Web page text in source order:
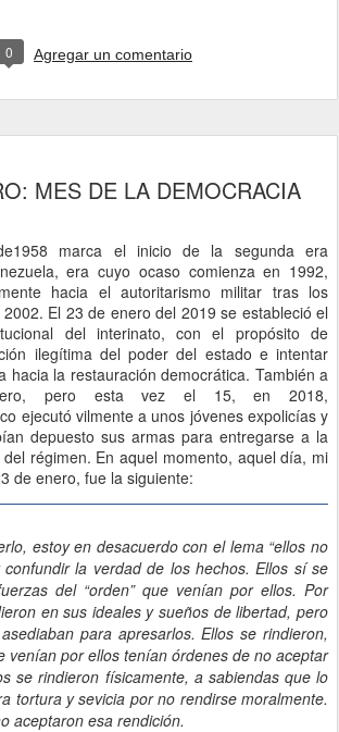
0 Agregar un comentario
MES DE LA DEMOCRACIA
marca el inicio de la segunda era
era cuyo ocaso comienza en 1992,
hacia el autoritarismo militar tras los
El 23 de enero del 2019 se estableció el
del interinato, con el propósito de
ilegítima del poder del estado e intentar
hacia la restauración democrática. También a
pero esta vez el 15, en 2018,
ejecutó vilmente a unos jóvenes expolicías y
depuesto sus armas para entregarse a la
régimen. En aquel momento, aquel día, mi
de enero, fue la siguiente:
estoy en desacuerdo con el lema “ellos no
la verdad de los hechos. Ellos sí se
del “orden” que venían por ellos. Por
en sus ideales y sueños de libertad, pero
para apresarlos. Ellos se rindieron,
venían por ellos tenían órdenes de no aceptar
se rindieron físicamente, a sabiendas que lo
tortura y sevicia por no rendirse moralmente.
aceptaron esa rendición.